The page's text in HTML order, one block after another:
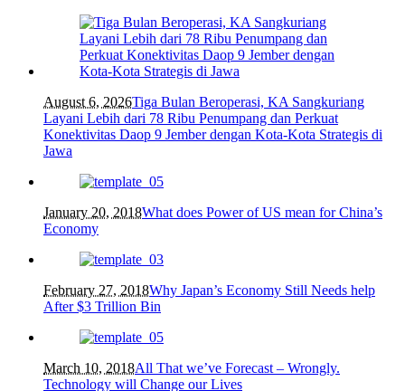
August 6, 2026Tiga Bulan Beroperasi, KA Sangkuriang
Layani Lebih dari 78 Ribu Penumpang dan Perkuat
Konektivitas Daop 9 Jember dengan Kota-Kota Strategis di
Jawa
January 20, 2018What does Power of US mean for China’s
Economy
February 27, 2018Why Japan’s Economy Still Needs help
After $3 Trillion Bin
March 10, 2018All That we’ve Forecast – Wrongly.
Technology will Change our Lives